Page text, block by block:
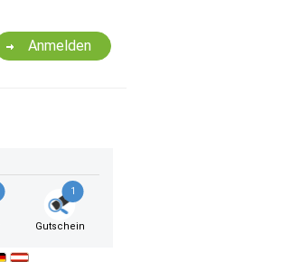
Anmelden
1
Gutschein